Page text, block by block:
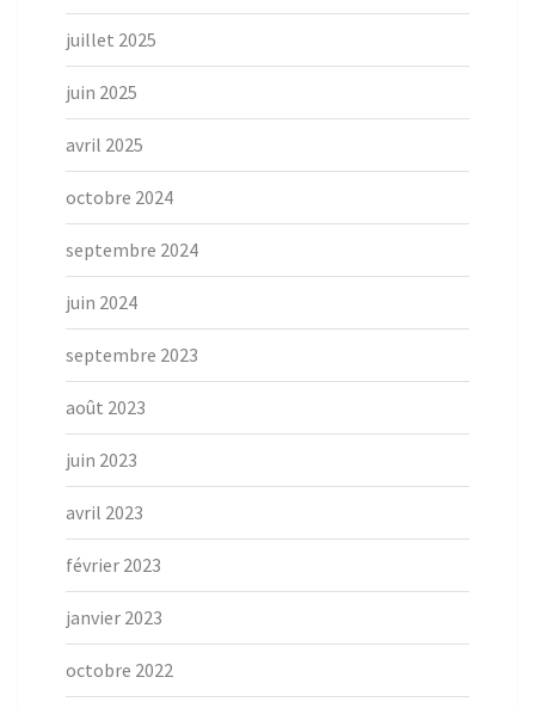
juillet 2025
juin 2025
avril 2025
octobre 2024
septembre 2024
juin 2024
septembre 2023
août 2023
juin 2023
avril 2023
février 2023
janvier 2023
octobre 2022